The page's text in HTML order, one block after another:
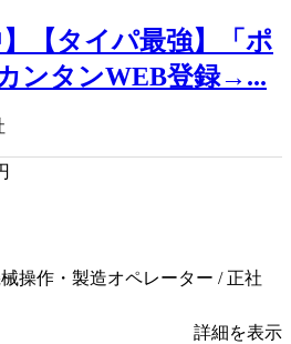
】【タイパ最強】「ポ
ンタンWEB登録→...
操作・製造オペレーター / 正社
詳細を表示